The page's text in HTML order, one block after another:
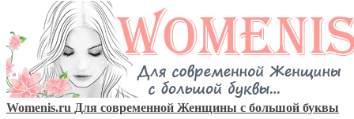
Womenis.ru Для современной Женщины с большой буквы